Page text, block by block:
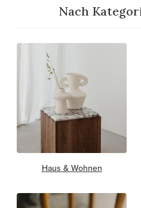
Nach
Haus & Wohnen